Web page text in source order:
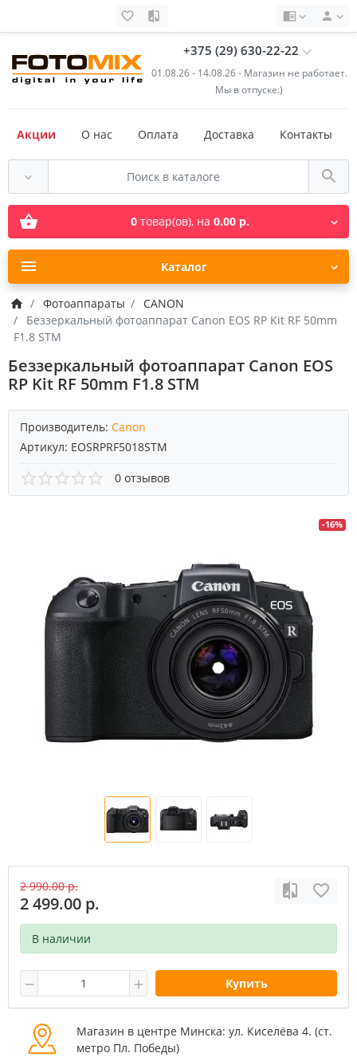
+375 (29) 630-22-22
01.08.26 - 14.08.26 - Магазин не работает.
Мы в отпуске:)
Акции О нас Оплата Доставка Контакты
0товар(ов), на 0.00 р.
Каталог
Фотоаппараты
CANON
Беззеркальный фотоаппарат Canon EOS RP Kit RF 50mm
F1.8 STM
Беззеркальный фотоаппарат Canon EOS
RP Kit RF 50mm F1.8 STM
Производитель: Canon
Артикул: EOSRPRF5018STM
0 отзывов
-16%
2 990.00 р.
2 499.00 р.
В наличии
Купить
Магазин в центре Минска: ул. Киселёва 4. (cт.
метро Пл. Победы)